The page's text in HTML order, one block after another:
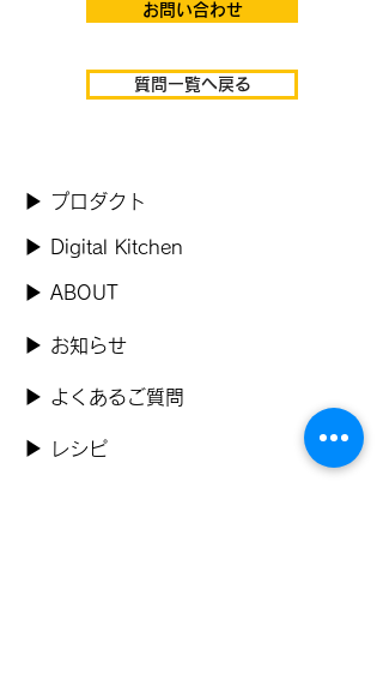
お問い合わせ
質問一覧へ戻る
​▶ プロダクト
​▶ Digital Kitchen
​▶ ABOUT
​▶ お知らせ
▶ よくあるご質問
▶ レシピ